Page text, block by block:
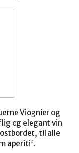
Viognier og
og elegant vin.
til alle
aperitif.